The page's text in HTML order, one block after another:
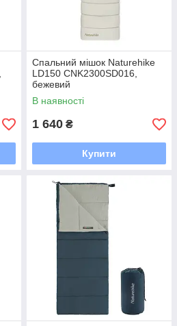
Спальний мішок Naturehike
LD150 CNK2300SD016,
бежевий
В наявності
1 640 ₴
Купити